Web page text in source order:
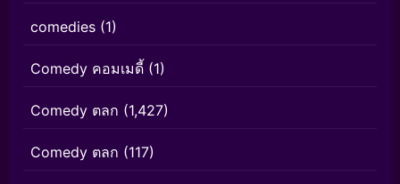
comedies (1)
Comedy คอมเมดี้ (1)
Comedy ตลก (1,427)
Comedy ตลก (117)